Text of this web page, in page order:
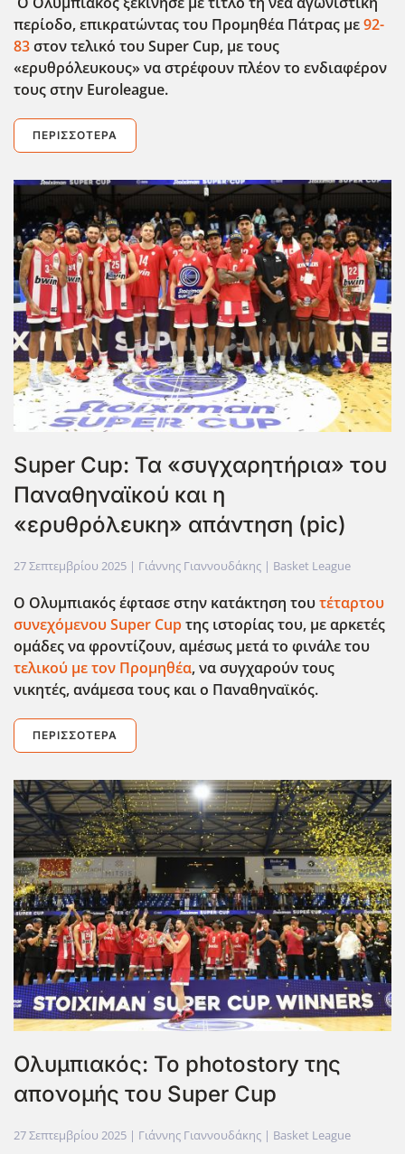
περίοδο, επικρατώντας του Προμηθέα Πάτρας με92-
83στον τελικό του Super Cup, με τους
«ερυθρόλευκους» να στρέφουν πλέον το ενδιαφέρον
τους στην Euroleague.
ΠΕΡΙΣΣΌΤΕΡΑ
Super Cup: Τα «συγχαρητήρια» του
Παναθηναϊκού και η
«ερυθρόλευκη» απάντηση (pic)
27 Σεπτεμβρίου 2025 | Γιάννης Γιαννουδάκης | Basket League
Ο Ολυμπιακός έφτασε στην κατάκτηση τουτέταρτου
συνεχόμενου Super Cupτης ιστορίας του, με αρκετές
ομάδες να φροντίζουν, αμέσως μετά το φινάλε του
τελικού με τον Προμηθέα, να συγχαρούν τους
νικητές, ανάμεσα τους και ο Παναθηναϊκός.
ΠΕΡΙΣΣΌΤΕΡΑ
Ολυμπιακός: Το photostory της
απονομής του Super Cup
27 Σεπτεμβρίου 2025 | Γιάννης Γιαννουδάκης | Basket League